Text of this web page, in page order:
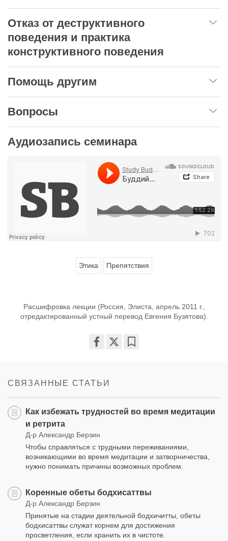
Отказ от деструктивного
поведения и практика
конструктивного поведения
Помощь другим
Вопросы
Аудиозапись семинара
Этика Препятствия
Расшифровка лекции (Россия, Элиста, апрель 2011 г.,
отредактированный устный перевод Евгения Бузятова).
СВЯЗАННЫЕ СТАТЬИ
Как избежать трудностей во время медитации
и ретрита
Д-р Александр Берзин
Чтобы справляться с трудными переживаниями,
возникающими во время медитации и затворничества,
нужно понимать причины возможных проблем.
Коренные обеты бодхисаттвы
Д-р Александр Берзин
Принятые на стадии деятельной бодхичитты, обеты
бодхисаттвы служат корнем для достижения
просветления, если хранить их в чистоте.